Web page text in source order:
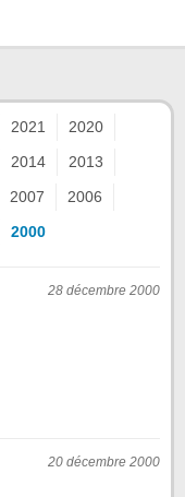
2021
2020
2014
2013
2007
2006
2000
28 décembre 2000
20 décembre 2000